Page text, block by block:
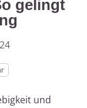
gelingt
und